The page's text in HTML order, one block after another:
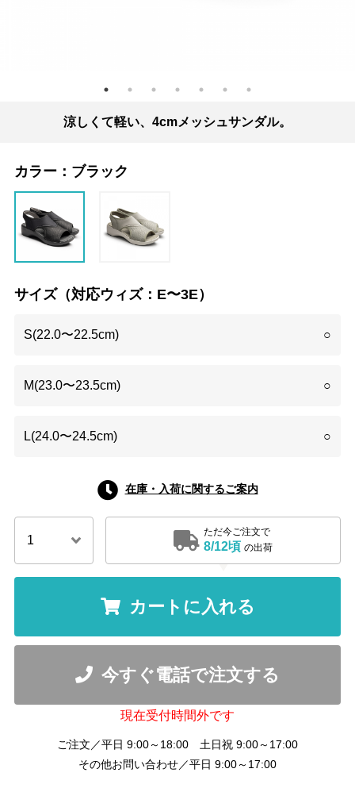
涼しくて軽い、4cmメッシュサンダル。
カラー： ブラック
サイズ（対応ウィズ：E〜3E）
S(22.0〜22.5cm) ○
M(23.0〜23.5cm) ○
L(24.0〜24.5cm) ○
在庫・入荷に関するご案内
ただ今ご注文で
8/12頃 の出荷
カートに入れる
今すぐ電話で注文する
現在受付時間外です
ご注文／平日 9:00～18:00 土日祝 9:00～17:00
その他お問い合わせ／平日 9:00～17:00